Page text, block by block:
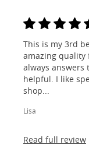
This is my 3rd
amazing quality
always answers
helpful. I like
shop...
Lisa
Read full review